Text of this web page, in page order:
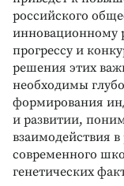
российского
инновационному
прогрессу и
решения этих
необходимы
формирования
и развитии,
взаимодействия
современного
генетических